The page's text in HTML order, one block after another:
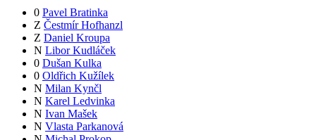
0 Pavel Bratinka
Z Čestmír Hofhanzl
Z Daniel Kroupa
N Libor Kudláček
0 Dušan Kulka
0 Oldřich Kužílek
N Milan Kynčl
N Karel Ledvinka
N Ivan Mašek
N Vlasta Parkanová